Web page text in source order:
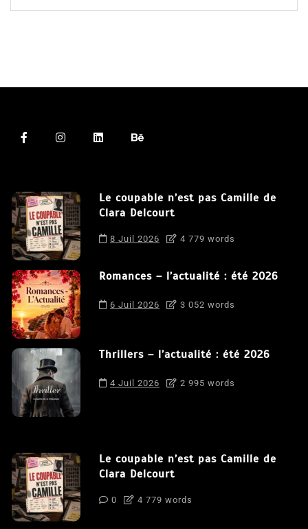
Le coupable n’est pas Camille de
Clara Delcourt
8 Juil 2026 4 779 words
Romances – l’actualité : été 2026
6 Juil 2026 3 052 words
Thrillers – l’actualité : été 2026
4 Juil 2026 2 995 words
Le coupable n’est pas Camille de
Clara Delcourt
0 4 779 words